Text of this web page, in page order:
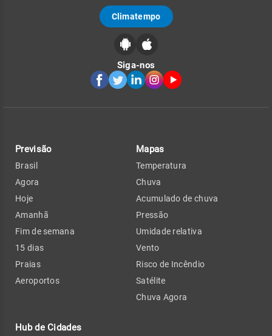
Climatempo
Siga-nos
Previsão
Brasil
Agora
Hoje
Amanhã
Fim de semana
15 dias
Praias
Aeroportos
Hub de Cidades
Mapas
Temperatura
Chuva
Acumulado de chuva
Pressão
Umidade relativa
Vento
Risco de Incêndio
Satélite
Chuva Agora